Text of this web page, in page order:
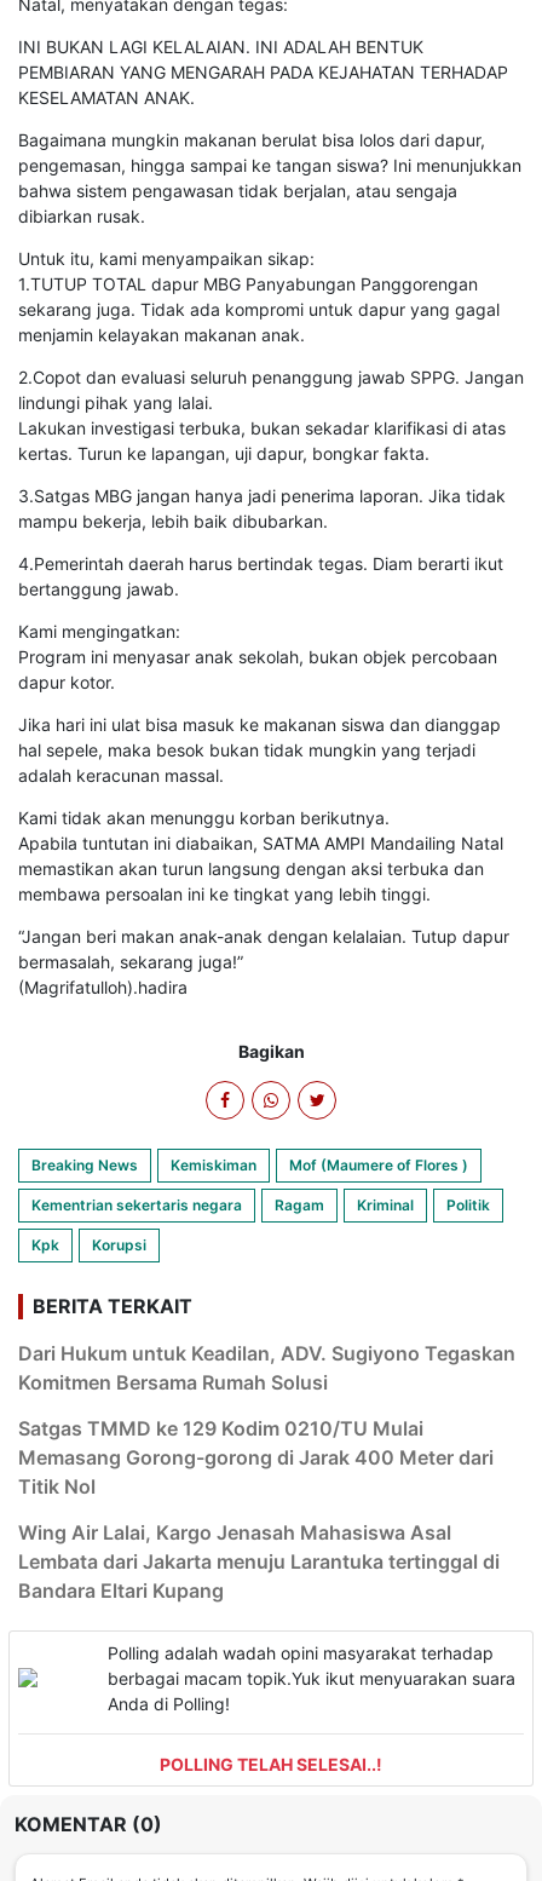
INI BUKAN LAGI KELALAIAN. INI ADALAH BENTUK
PEMBIARAN YANG MENGARAH PADA KEJAHATAN TERHADAP
KESELAMATAN ANAK.
Bagaimana mungkin makanan berulat bisa lolos dari dapur,
pengemasan, hingga sampai ke tangan siswa? Ini menunjukkan
bahwa sistem pengawasan tidak berjalan, atau sengaja
dibiarkan rusak.
Untuk itu, kami menyampaikan sikap:
1.TUTUP TOTAL dapur MBG Panyabungan Panggorengan
sekarang juga. Tidak ada kompromi untuk dapur yang gagal
menjamin kelayakan makanan anak.
2.Copot dan evaluasi seluruh penanggung jawab SPPG. Jangan
lindungi pihak yang lalai.
Lakukan investigasi terbuka, bukan sekadar klarifikasi di atas
kertas. Turun ke lapangan, uji dapur, bongkar fakta.
3.Satgas MBG jangan hanya jadi penerima laporan. Jika tidak
mampu bekerja, lebih baik dibubarkan.
4.Pemerintah daerah harus bertindak tegas. Diam berarti ikut
bertanggung jawab.
Kami mengingatkan:
Program ini menyasar anak sekolah, bukan objek percobaan
dapur kotor.
Jika hari ini ulat bisa masuk ke makanan siswa dan dianggap
hal sepele, maka besok bukan tidak mungkin yang terjadi
adalah keracunan massal.
Kami tidak akan menunggu korban berikutnya.
Apabila tuntutan ini diabaikan, SATMA AMPI Mandailing Natal
memastikan akan turun langsung dengan aksi terbuka dan
membawa persoalan ini ke tingkat yang lebih tinggi.
“Jangan beri makan anak-anak dengan kelalaian. Tutup dapur
bermasalah, sekarang juga!”
(Magrifatulloh).hadira
Bagikan
Breaking News Kemiskiman Mof (Maumere of Flores )
Kementrian sekertaris negara Ragam Kriminal Politik
Kpk Korupsi
BERITA TERKAIT
Dari Hukum untuk Keadilan, ADV. Sugiyono Tegaskan
Komitmen Bersama Rumah Solusi
Satgas TMMD ke 129 Kodim 0210/TU Mulai
Memasang Gorong-gorong di Jarak 400 Meter dari
Titik Nol
Wing Air Lalai, Kargo Jenasah Mahasiswa Asal
Lembata dari Jakarta menuju Larantuka tertinggal di
Bandara Eltari Kupang
Polling adalah wadah opini masyarakat terhadap
berbagai macam topik.Yuk ikut menyuarakan suara
Anda di Polling!
POLLING TELAH SELESAI..!
KOMENTAR (0)